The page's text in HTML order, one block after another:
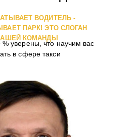
уверены, что научим вас
в сфере такси
ВОДИТЕЛЬ -
ПАРК! ЭТО СЛОГАН
КОМАНДЫ